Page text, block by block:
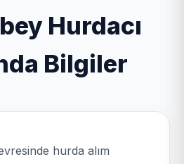
Hurdacı
Bilgiler
hurda alım